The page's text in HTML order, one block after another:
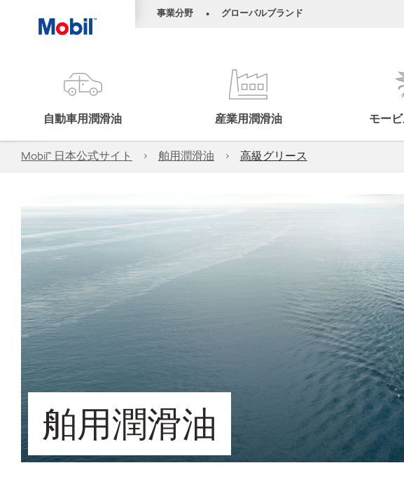
事業分野 • グローバルブランド
自動車用潤滑油 産業用潤滑油 モー
Mobil™ 日本公式サイト 舶用潤滑油 高級グリース
舶用潤滑油